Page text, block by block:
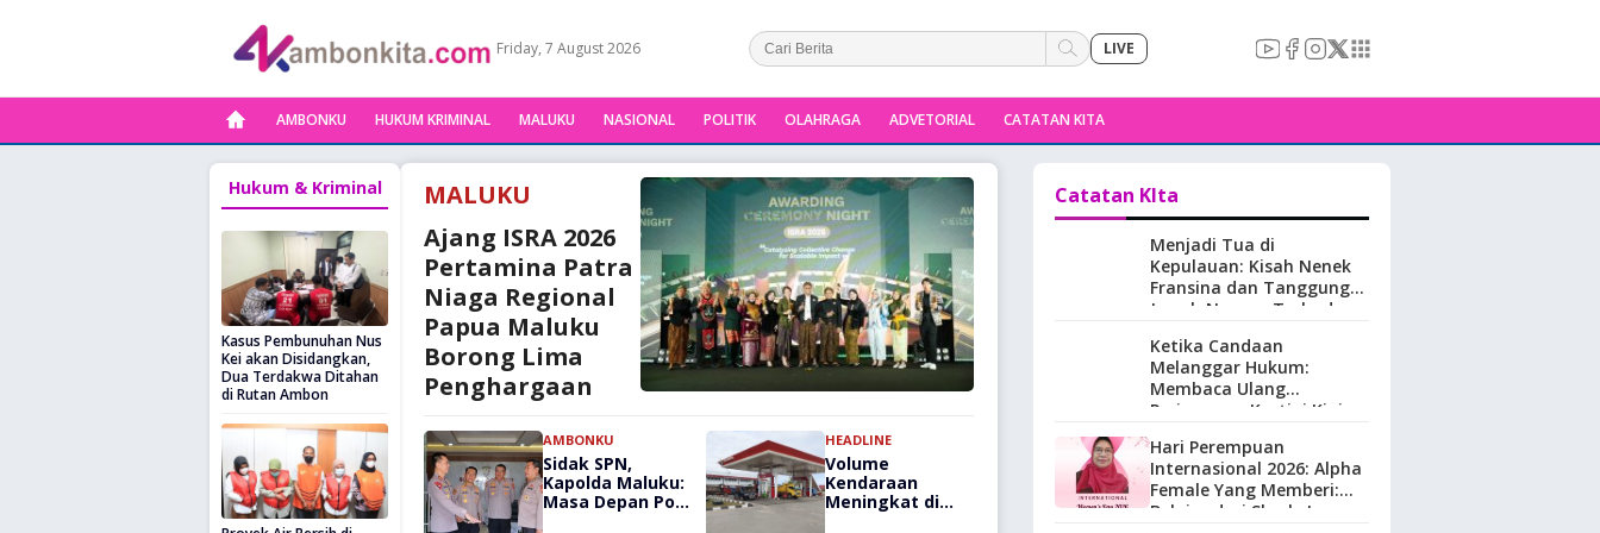
Friday, 7 August 2026 LIVE
AMBONKU HUKUM KRIMINAL MALUKU NASIONAL POLITIK OLAHRAGA ADVETORIAL CATATAN KITA
Hukum & Kriminal
Kasus Pembunuhan Nus
Kei akan Disidangkan,
Dua Terdakwa Ditahan
di Rutan Ambon
MALUKU
Ajang ISRA 2026
Pertamina Patra
Niaga Regional
Papua Maluku
Borong Lima
Penghargaan
AMBONKU
Sidak SPN,
Kapolda Maluku:
Masa Depan Polri
HEADLINE
Volume
Kendaraan
Meningkat di
Catatan KIta
Menjadi Tua di
Kepulauan: Kisah Nenek
Fransina dan Tanggung
Jawab Negara Terhadap
Maluku.
Ketika Candaan
Melanggar Hukum:
Membaca Ulang
Perjuangan Kartini Kini
Hari Perempuan
Internasional 2026: Alpha
Female Yang Memberi:
Belajar dari Sherly Laos